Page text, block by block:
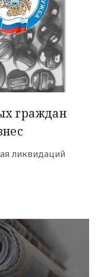
граждан
ликвидаций